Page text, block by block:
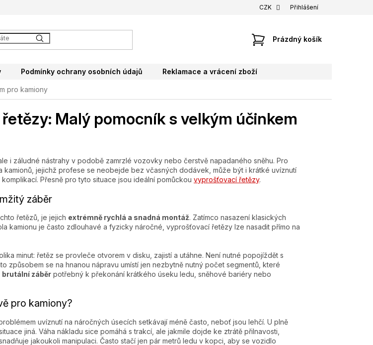
CZK Přihlášení
NÁKUPNÍ
Prázdný košík
Podmínky ochrany osobních údajů Reklamace a vrácení zboží
pro kamiony
Malý pomocník s velkým účinkem
i záludné nástrahy v podobě zamrzlé vozovky nebo čerstvě napadaného sněhu. Pro
kamionů, jejichž profese se neobejde bez včasných dodávek, může být i krátké uvíznutí
Přesně pro tyto situace jsou ideální pomůckou vyprošťovací řetězy.
záběr
řetězů, je jejich extrémně rychlá a snadná montáž. Zatímco nasazení klasických
kamionu je často zdlouhavé a fyzicky náročné, vyprošťovací řetězy lze nasadit přímo na
minut: řetěz se provleče otvorem v disku, zajistí a utáhne. Není nutné popojíždět s
způsobem se na hnanou nápravu umístí jen nezbytně nutný počet segmentů, které
brutální záběr potřebný k překonání krátkého úseku ledu, sněhové bariéry nebo
pro kamiony?
uvíznutí na náročných úsecích setkávají méně často, neboť jsou lehčí. U plně
jiná. Váha nákladu sice pomáhá s trakcí, ale jakmile dojde ke ztrátě přilnavosti,
jakoukoli manipulaci. Často stačí jen pár metrů ledu v kopci, aby se vozidlo